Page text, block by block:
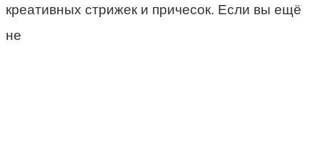
креативных стрижек и причесок. Если вы ещё
не